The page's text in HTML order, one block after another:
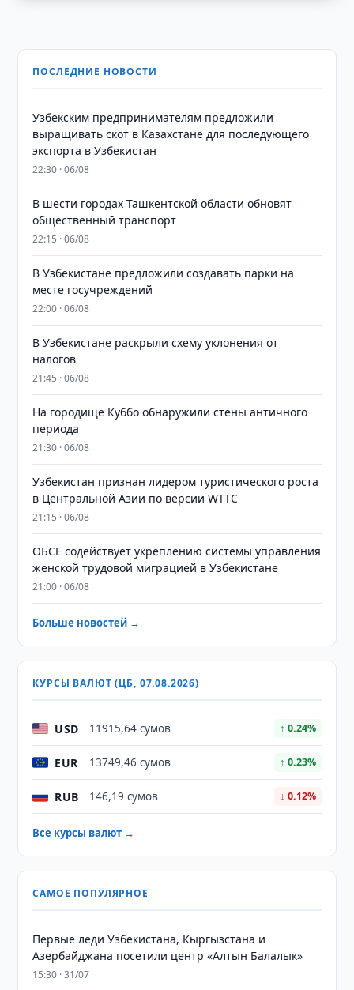
ПОСЛЕДНИЕ НОВОСТИ
Узбекским предпринимателям предложили
выращивать скот в Казахстане для последующего
экспорта в Узбекистан
22:30 · 06/08
В шести городах Ташкентской области обновят
общественный транспорт
22:15 · 06/08
В Узбекистане предложили создавать парки на
месте госучреждений
22:00 · 06/08
В Узбекистане раскрыли схему уклонения от
налогов
21:45 · 06/08
На городище Куббо обнаружили стены античного
периода
21:30 · 06/08
Узбекистан признан лидером туристического роста
в Центральной Азии по версии WTTC
21:15 · 06/08
ОБСЕ содействует укреплению системы управления
женской трудовой миграцией в Узбекистане
21:00 · 06/08
Больше новостей →
КУРСЫ ВАЛЮТ (ЦБ, 07.08.2026)
USD 11915,64 сумов ↑ 0.24%
EUR 13749,46 сумов ↑ 0.23%
RUB 146,19 сумов ↓ 0.12%
Все курсы валют →
САМОЕ ПОПУЛЯРНОЕ
Первые леди Узбекистана, Кыргызстана и
Азербайджана посетили центр «Алтын Балалык»
15:30 · 31/07